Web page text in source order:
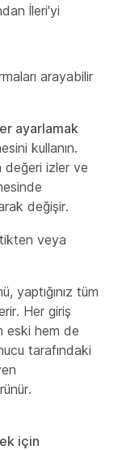
İleri'yi
arayabilir
ayarlamak
kullanın.
değeri izler ve
değişir.
veya
yaptığınız tüm
Her giriş
eski hem de
tarafındaki
için